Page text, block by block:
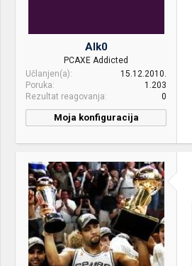
Alk0
PCAXE Addicted
Učlanjen(a)
15.12.2010.
Poruka
1.203
Rezultat reagovanja
0
Moja konfiguracija